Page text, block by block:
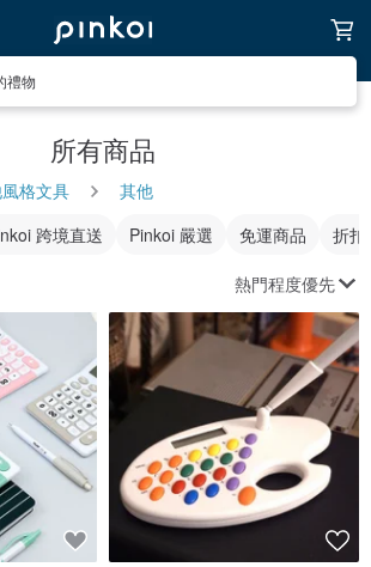
禮物
所有商品
格文具
其他
跨境直送 Pinkoi 嚴選 免運商品 折扣
熱門程度優先